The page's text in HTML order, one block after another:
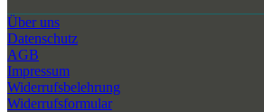
Über uns
Datenschutz
AGB
Impressum
Widerrufsbelehrung
Widerrufsformular